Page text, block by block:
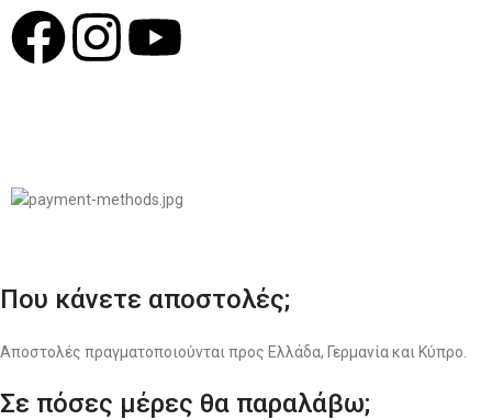
Που κάνετε αποστολές;
Αποστολές πραγματοποιούνται προς Ελλάδα, Γερμανία και Κύπρο.
Σε πόσες μέρες θα παραλάβω;